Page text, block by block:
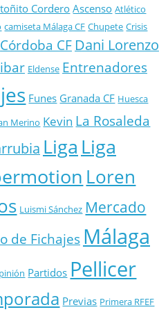
Cordero Ascenso Atlético
camiseta Málaga CF Chupete Crisis
Córdoba CF Dani Lorenzo
Eldense Entrenadores
Funes Granada CF Huesca
Merino Kevin La Rosaleda
Liga Liga
Loren
Luismi Sánchez Mercado
de Fichajes Málaga
Partidos Pellicer
Previas Primera RFEF